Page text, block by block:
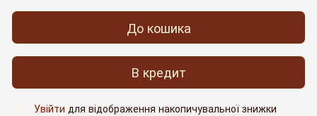
До кошика
В кредит
% Увійти для відображення накопичувальної знижки